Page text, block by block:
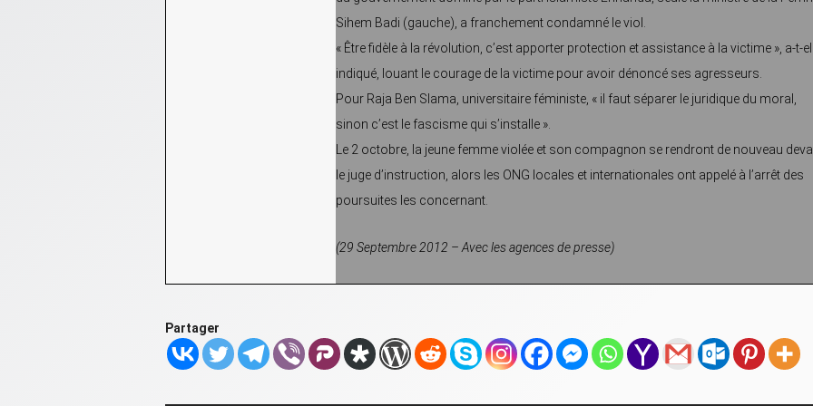
Sihem Badi (gauche), a franchement condamné le viol.
« Être fidèle à la révolution, c’est apporter protection et assistance à la victime », a-t-
indiqué, louant le courage de la victime pour avoir dénoncé ses agresseurs.
Pour Raja Ben Slama, universitaire féministe, « il faut séparer le juridique du moral,
sinon c’est le fascisme qui s’installe ».
Le 2 octobre, la jeune femme violée et son compagnon se rendront de nouveau
le juge d’instruction, alors les ONG locales et internationales ont appelé à l’arrêt des
poursuites les concernant.
(29 Septembre 2012 – Avec les agences de presse)
Partager